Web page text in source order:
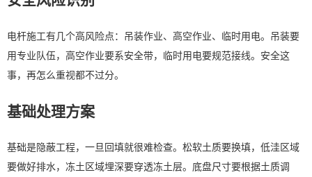
电杆施工有几个高风险点：吊装作业、高空作业、临时用电。吊装要
用专业队伍，高空作业要系安全带，临时用电要规范接线。安全这
事，再怎么重视都不过分。
基础处理方案
基础是隐蔽工程，一旦回填就很难检查。松软土质要换填，低洼区域
要做好排水，冻土区域埋深要穿透冻土层。底盘尺寸要根据土质调